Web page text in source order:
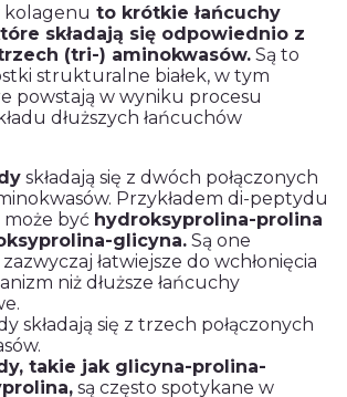
kolagenu to krótkie łańcuchy
składają się odpowiednio z
(tri-) aminokwasów. Są to
strukturalne białek, w tym
powstają w wyniku procesu
dłuższych łańcuchów
składają się z dwóch połączonych
Przykładem di-peptydu
być hydroksyprolina-prolina
glicyna. Są one
łatwiejsze do wchłonięcia
niż dłuższe łańcuchy
składają się z trzech połączonych
takie jak glicyna-prolina-
są często spotykane w